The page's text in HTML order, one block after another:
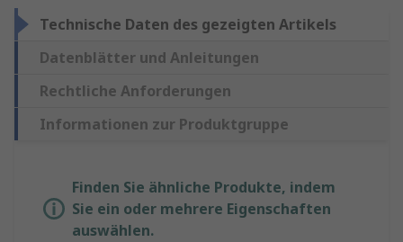
Technische Daten des gezeigten Artikels
Datenblätter und Anleitungen
Rechtliche Anforderungen
Informationen zur Produktgruppe
Finden Sie ähnliche Produkte, indem
Sie ein oder mehrere Eigenschaften
auswählen.